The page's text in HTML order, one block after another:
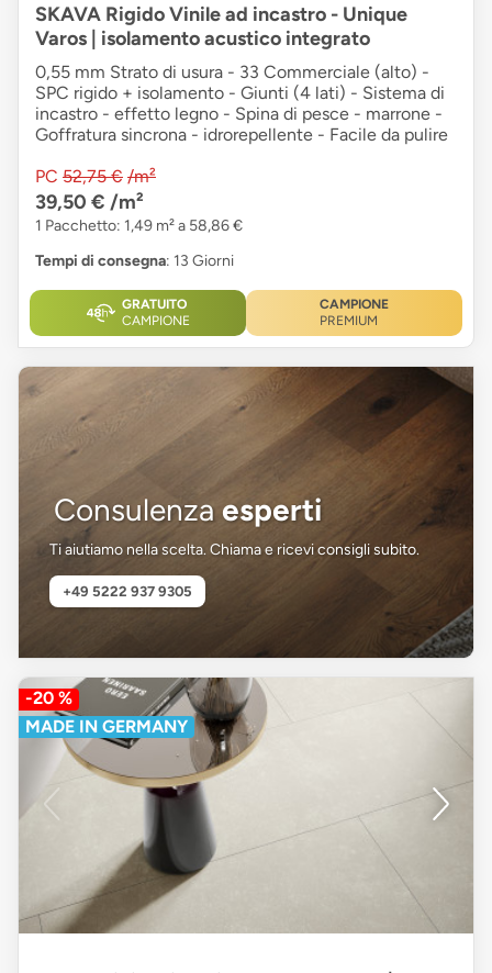
SKAVA Rigido Vinile ad incastro - Unique
Varos | isolamento acustico integrato
0,55 mm Strato di usura - 33 Commerciale (alto) -
SPC rigido + isolamento - Giunti (4 lati) - Sistema di
incastro - effetto legno - Spina di pesce - marrone -
Goffratura sincrona - idrorepellente - Facile da pulire
PC 52,75 € /m²
39,50 € /m²
1 Pacchetto: 1,49 m² a 58,86 €
Tempi di consegna: 13 Giorni
GRATUITO
CAMPIONE
CAMPIONE
PREMIUM
Consulenza esperti
Ti aiutiamo nella scelta. Chiama e ricevi consigli subito.
+49 5222 937 9305
-20 %
MADE IN GERMANY